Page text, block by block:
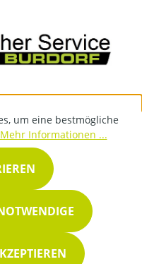
um eine bestmögliche
Mehr Informationen ...